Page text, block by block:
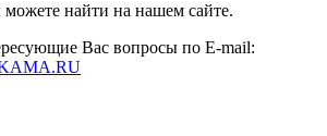
найти на нашем сайте.
Вас вопросы по E-mail: